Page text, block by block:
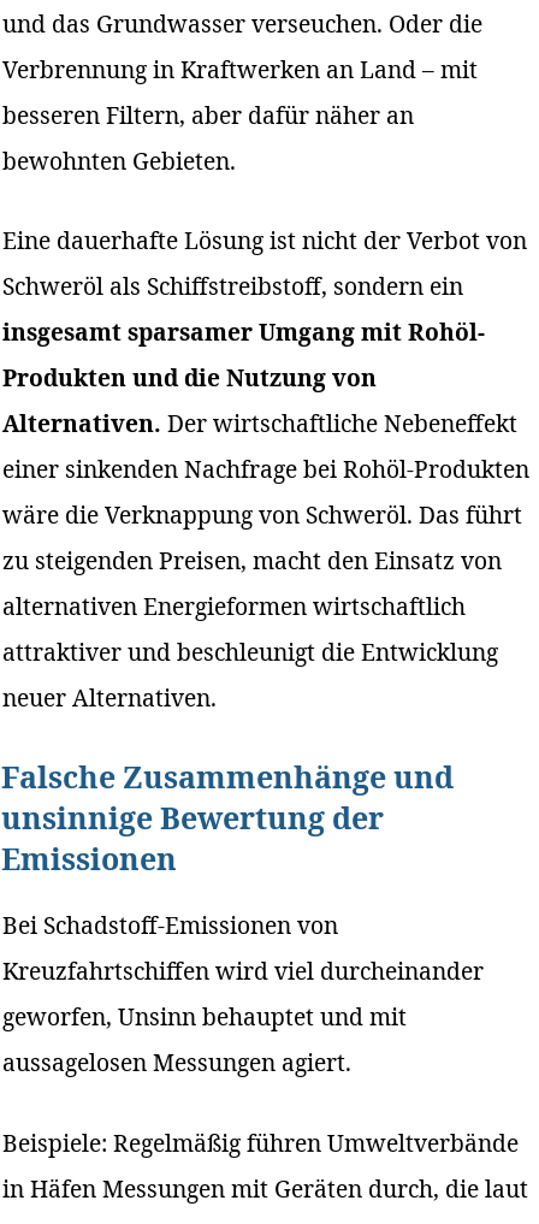
und das Grundwasser verseuchen. Oder die
Verbrennung in Kraftwerken an Land – mit
besseren Filtern, aber dafür näher an
bewohnten Gebieten.
Eine dauerhafte Lösung ist nicht der Verbot von
Schweröl als Schiffstreibstoff, sondern ein
insgesamt sparsamer Umgang mit Rohöl-
Produkten und die Nutzung von
Alternativen. Der wirtschaftliche Nebeneffekt
einer sinkenden Nachfrage bei Rohöl-Produkten
wäre die Verknappung von Schweröl. Das führt
zu steigenden Preisen, macht den Einsatz von
alternativen Energieformen wirtschaftlich
attraktiver und beschleunigt die Entwicklung
neuer Alternativen.
Falsche Zusammenhänge und
unsinnige Bewertung der
Emissionen
Bei Schadstoff-Emissionen von
Kreuzfahrtschiffen wird viel durcheinander
geworfen, Unsinn behauptet und mit
aussagelosen Messungen agiert.
Beispiele: Regelmäßig führen Umweltverbände
in Häfen Messungen mit Geräten durch, die laut